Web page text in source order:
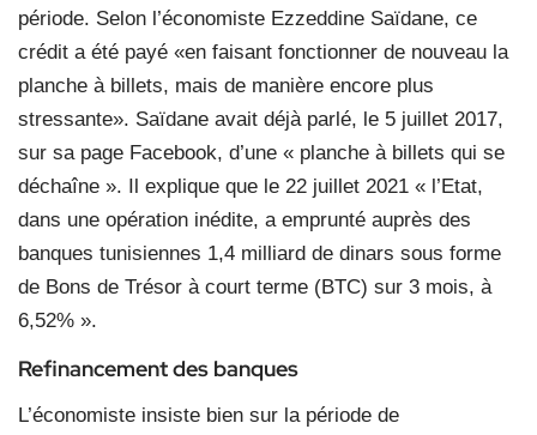
période. Selon l’économiste Ezzeddine Saïdane, ce
crédit a été payé «en faisant fonctionner de nouveau la
planche à billets, mais de manière encore plus
stressante». Saïdane avait déjà parlé, le 5 juillet 2017,
sur sa page Facebook, d’une « planche à billets qui se
déchaîne ». Il explique que le 22 juillet 2021 « l’Etat,
dans une opération inédite, a emprunté auprès des
banques tunisiennes 1,4 milliard de dinars sous forme
de Bons de Trésor à court terme (BTC) sur 3 mois, à
6,52% ».
Refinancement des banques
L’économiste insiste bien sur la période de